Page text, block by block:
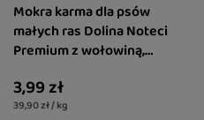
Mokra karma dla psów
małych ras Dolina Noteci
Premium z wołowiną,
3,99 zł
39,90 zł / kg